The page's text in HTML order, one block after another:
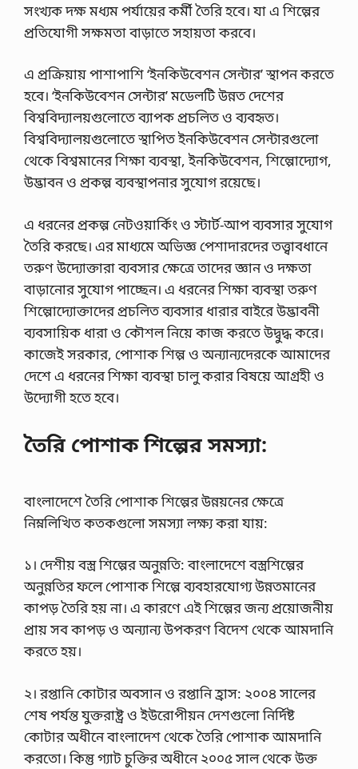
সংখ্যক দক্ষ মধ্যম পর্যায়ের কর্মী তৈরি হবে। যা এ শিল্পের
প্রতিযোগী সক্ষমতা বাড়াতে সহায়তা করবে।
এ প্রক্রিয়ায় পাশাপাশি ‘ইনকিউবেশন সেন্টার’ স্থাপন করতে
হবে। ‘ইনকিউবেশন সেন্টার’ মডেলটি উন্নত দেশের
বিশ্ববিদ্যালয়গুলোতে ব্যাপক প্রচলিত ও ব্যবহৃত।
বিশ্ববিদ্যালয়গুলোতে স্থাপিত ইনকিউবেশন সেন্টারগুলো
থেকে বিশ্বমানের শিক্ষা ব্যবস্থা, ইনকিউবেশন, শিল্পোদ্যোগ,
উদ্ভাবন ও প্রকল্প ব্যবস্থাপনার সুযোগ রয়েছে।
এ ধরনের প্রকল্প নেটওয়ার্কিং ও স্টার্ট-আপ ব্যবসার সুযোগ
তৈরি করছে। এর মাধ্যমে অভিজ্ঞ পেশাদারদের তত্ত্বাবধানে
তরুণ উদ্যোক্তারা ব্যবসার ক্ষেত্রে তাদের জ্ঞান ও দক্ষতা
বাড়ানোর সুযোগ পাচ্ছেন। এ ধরনের শিক্ষা ব্যবস্থা তরুণ
শিল্পোদ্যোক্তাদের প্রচলিত ব্যবসার ধারার বাইরে উদ্ভাবনী
ব্যবসায়িক ধারা ও কৌশল নিয়ে কাজ করতে উদ্বুদ্ধ করে।
কাজেই সরকার, পোশাক শিল্প ও অন্যান্যদেরকে আমাদের
দেশে এ ধরনের শিক্ষা ব্যবস্থা চালু করার বিষয়ে আগ্রহী ও
উদ্যোগী হতে হবে।
তৈরি পোশাক শিল্পের সমস্যা:
বাংলাদেশে তৈরি পোশাক শিল্পের উন্নয়নের ক্ষেত্রে
নিম্নলিখিত কতকগুলো সমস্যা লক্ষ্য করা যায়:
১। দেশীয় বস্ত্র শিল্পের অনুন্নতি: বাংলাদেশে বস্ত্রশিল্পের
অনুন্নতির ফলে পোশাক শিল্পে ব্যবহারযোগ্য উন্নতমানের
কাপড় তৈরি হয় না। এ কারণে এই শিল্পের জন্য প্রয়োজনীয়
প্রায় সব কাপড় ও অন্যান্য উপকরণ বিদেশ থেকে আমদানি
করতে হয়।
২। রপ্তানি কোটার অবসান ও রপ্তানি হ্রাস: ২০০৪ সালের
শেষ পর্যন্ত যুক্তরাষ্ট্র ও ইউরোপীয়ন দেশগুলো নির্দিষ্ট
কোটার অধীনে বাংলাদেশ থেকে তৈরি পোশাক আমদানি
করতো। কিন্তু গ্যাট চুক্তির অধীনে ২০০৫ সাল থেকে উক্ত